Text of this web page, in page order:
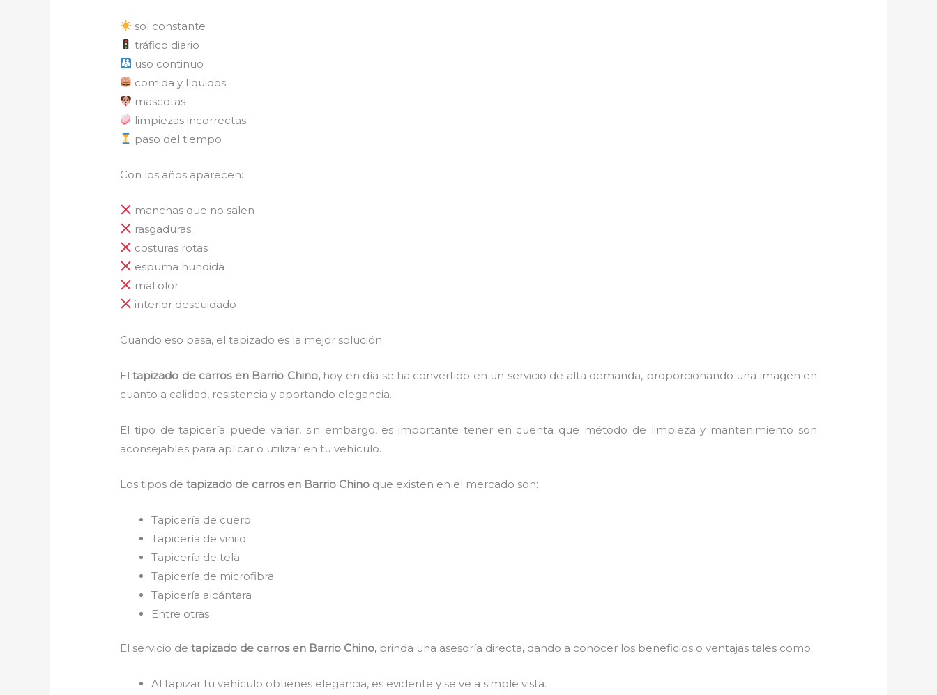
sol constante
tráfico diario
uso continuo
comida y líquidos
mascotas
limpiezas incorrectas
paso del tiempo
Con los años aparecen:
manchas que no salen
rasgaduras
costuras rotas
espuma hundida
mal olor
interior descuidado
Cuando eso pasa, el tapizado es la mejor solución.
El tapizado de carros en Barrio Chino, hoy en día se ha convertido en un servicio de alta demanda, proporcionando una imagen en
cuanto a calidad, resistencia y aportando elegancia.
El tipo de tapicería puede variar, sin embargo, es importante tener en cuenta que método de limpieza y mantenimiento son
aconsejables para aplicar o utilizar en tu vehículo.
Los tipos de tapizado de carros en Barrio Chino que existen en el mercado son:
Tapicería de cuero
Tapicería de vinilo
Tapicería de tela
Tapicería de microfibra
Tapicería alcántara
Entre otras
El servicio detapizado de carros en Barrio Chino, brinda una asesoría directa, dando a conocer los beneficios o ventajas tales como:
Al tapizar tu vehículo obtienes elegancia, es evidente y se ve a simple vista.